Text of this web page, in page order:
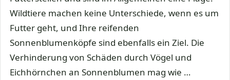
Wildtiere machen keine Unterschiede, wenn es um
Futter geht, und Ihre reifenden
Sonnenblumenköpfe sind ebenfalls ein Ziel. Die
Verhinderung von Schäden durch Vögel und
Eichhörnchen an Sonnenblumen mag wie …